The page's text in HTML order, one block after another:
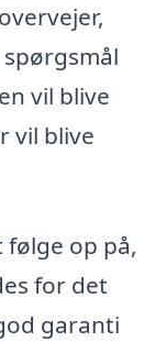
vil blive
vil blive
op på,
for det
garanti